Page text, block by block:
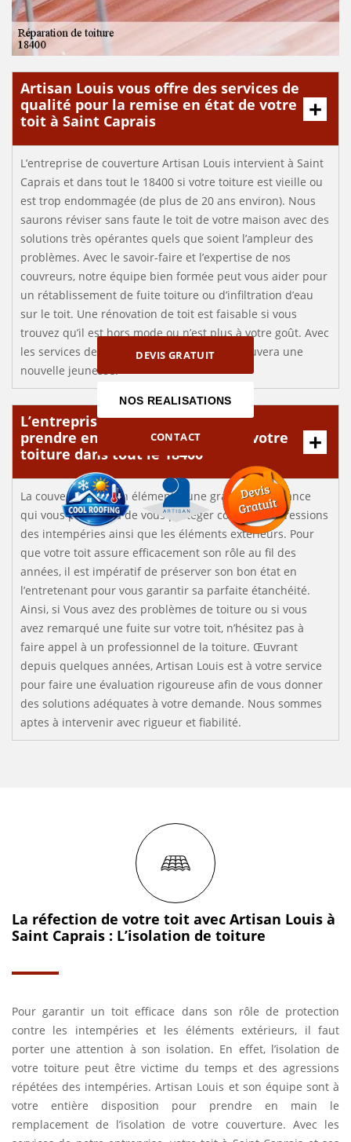
DEVIS GRATUIT
NOS REALISATIONS
CONTACT
Artisan Louis vous offre des services de
qualité pour la remise en état de votre
toit à Saint Caprais
L’entreprise de couverture Artisan Louis intervient à Saint
Caprais et dans tout le 18400 si votre toiture est vieille ou
est trop endommagée (de plus de 20 ans environ). Nous
saurons réviser sans faute le toit de votre maison avec des
solutions très opérantes quels que soient l’ampleur des
problèmes. Avec le savoir-faire et l’expertise de nos
couvreurs, notre équipe bien formée peut vous aider pour
un rétablissement de fuite toiture ou d’infiltration d’eau
sur le toit. Une rénovation de toit est faisable si vous
trouvez qu’il est hors mode ou n’est plus à votre goût. Avec
les services de Artisan Louis, votre toit retrouvera une
nouvelle jeunesse.
L’entreprise Artisan Louis pour
prendre en main la réfection de votre
toiture dans tout le 18400
La couverture est un élément d’une grande importance
qui vous permettra de vous protéger contre les agressions
des intempéries ainsi que les éléments extérieurs. Pour
que votre toit assure efficacement son rôle au fil des
années, il est impératif de préserver son bon état en
l’entretenant pour vous garantir sa parfaite étanchéité.
Ainsi, si Vous avez des problèmes de toiture ou si vous
avez remarqué une fuite sur votre toit, n’hésitez pas à
faire appel à un professionnel de la toiture. Œuvrant
depuis quelques années, Artisan Louis est à votre service
pour faire une évaluation rigoureuse afin de vous donner
des solutions adéquates à votre demande. Nous sommes
aptes à intervenir avec rigueur et fiabilité.
La réfection de votre toit avec Artisan Louis à
Saint Caprais : L’isolation de toiture
Pour garantir un toit efficace dans son rôle de protection
contre les intempéries et les éléments extérieurs, il faut
porter une attention à son isolation. En effet, l’isolation de
votre toiture peut être victime du temps et des agressions
répétées des intempéries. Artisan Louis et son équipe sont à
votre entière disposition pour prendre en main le
remplacement de l’isolation de votre couverture. Avec les